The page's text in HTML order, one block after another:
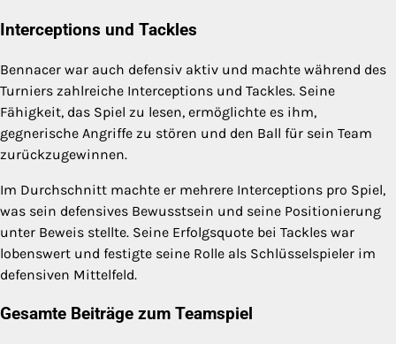
Interceptions und Tackles
Bennacer war auch defensiv aktiv und machte während des
Turniers zahlreiche Interceptions und Tackles. Seine
Fähigkeit, das Spiel zu lesen, ermöglichte es ihm,
gegnerische Angriffe zu stören und den Ball für sein Team
zurückzugewinnen.
Im Durchschnitt machte er mehrere Interceptions pro Spiel,
was sein defensives Bewusstsein und seine Positionierung
unter Beweis stellte. Seine Erfolgsquote bei Tackles war
lobenswert und festigte seine Rolle als Schlüsselspieler im
defensiven Mittelfeld.
Gesamte Beiträge zum Teamspiel